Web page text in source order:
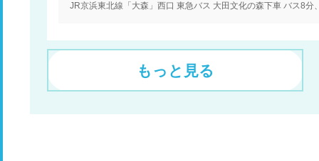
JR京浜東北線「大森」西口 東急バス 大田文化の森下車 バス8
もっと見る